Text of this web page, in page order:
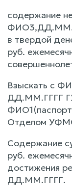
содержание
в твердой
руб.
Взыскать с
ДД.ММ.ГГГГ
Отделом
Содержание
руб.
достижения
ДД.ММ.ГГГГ.